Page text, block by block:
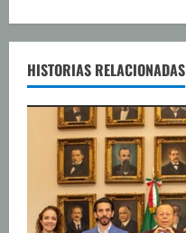
e
l
e
n
HISTORIAS RELACIONADAS